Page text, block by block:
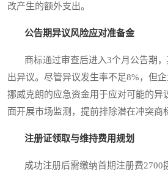
改产生的额外支出。
公告期异议风险应对准备金
商标通过审查后进入3个月公告期，
出异议。尽管异议发生率不足8%，但
挪威克朗的应急资金用于应对可能的异
面开展市场监测，提前排除潜在冲突商
注册证领取与维持费用规划
成功注册后需缴纳首期注册费2700